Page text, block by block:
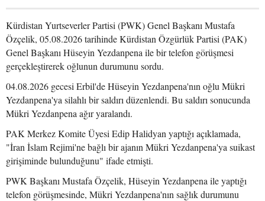
Kürdistan Yurtseverler Partisi (PWK) Genel Başkanı Mustafa
Özçelik, 05.08.2026 tarihinde Kürdistan Özgürlük Partisi (PAK)
Genel Başkanı Hüseyin Yezdanpena ile bir telefon görüşmesi
gerçekleştirerek oğlunun durumunu sordu.
04.08.2026 gecesi Erbil'de Hüseyin Yezdanpena'nın oğlu Mükri
Yezdanpena'ya silahlı bir saldırı düzenlendi. Bu saldırı sonucunda
Mükri Yezdanpena ağır yaralandı.
PAK Merkez Komite Üyesi Edip Halidyan yaptığı açıklamada,
"İran İslam Rejimi'ne bağlı bir ajanın Mükri Yezdanpena'ya suikast
girişiminde bulunduğunu" ifade etmişti.
PWK Başkanı Mustafa Özçelik, Hüseyin Yezdanpena ile yaptığı
telefon görüşmesinde, Mükri Yezdanpena'nın sağlık durumunu